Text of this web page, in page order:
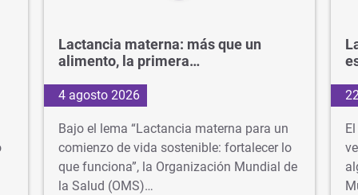
Lactancia materna: más que un
alimento, la primera…
4 agosto 2026
Bajo el lema “Lactancia materna para un
comienzo de vida sostenible: fortalecer lo
que funciona”, la Organización Mundial de
la Salud (OMS)…